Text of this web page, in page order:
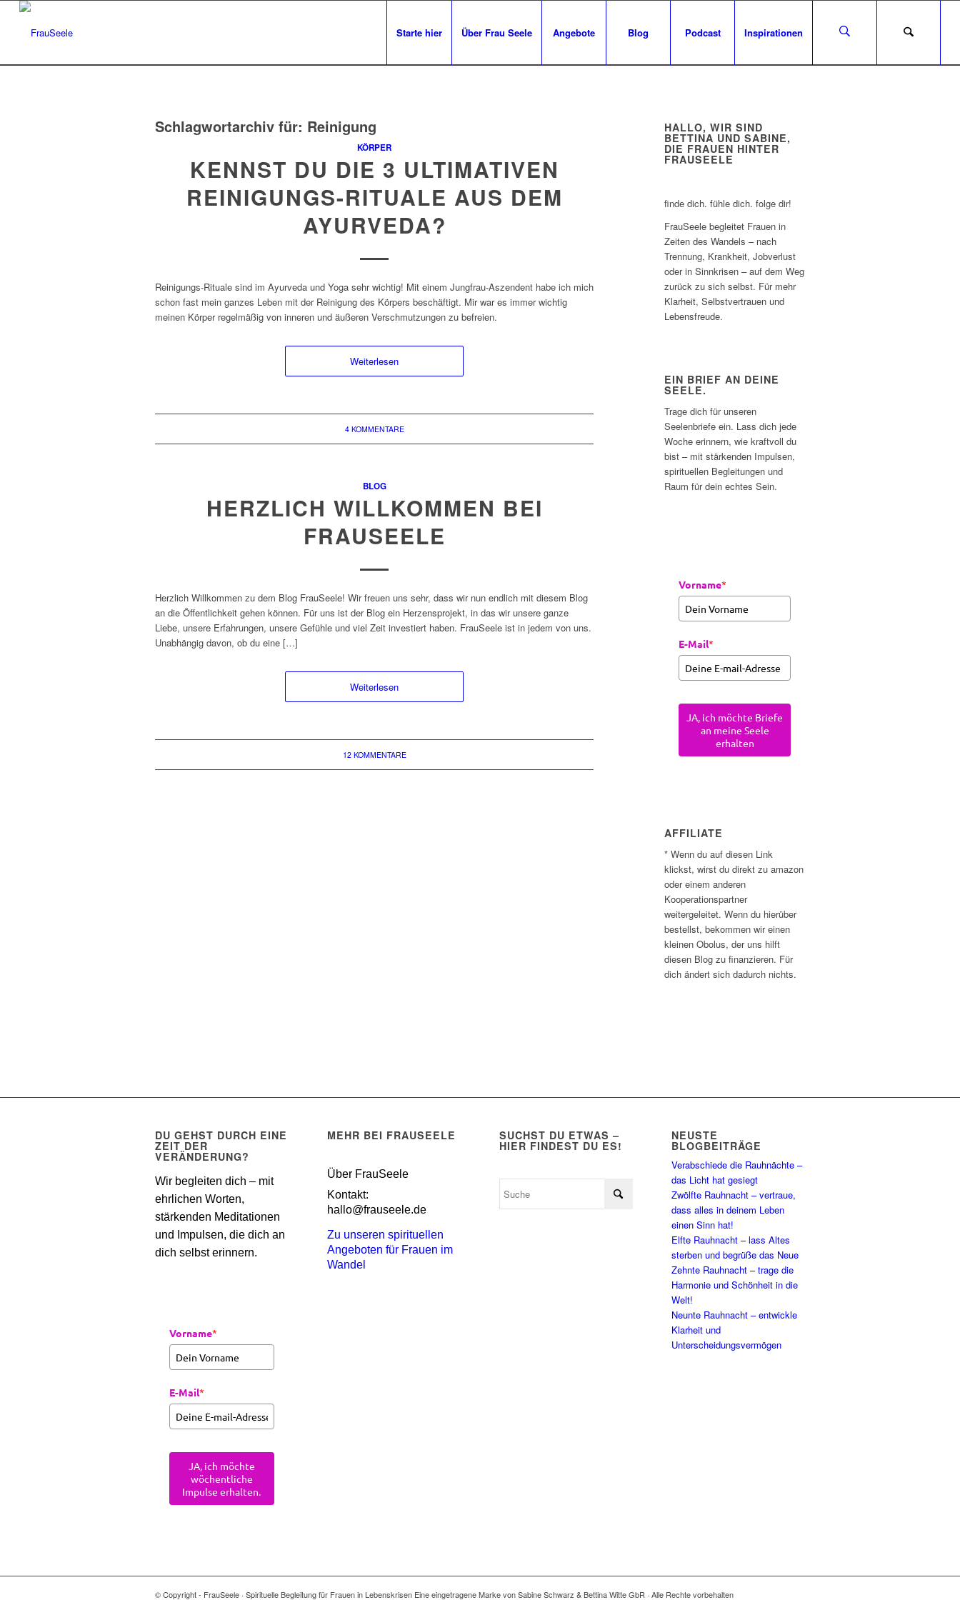
Starte hier Über Frau Seele Angebote Blog Podcast Inspirationen
Schlagwortarchiv für: Reinigung
KÖRPER
KENNST DU DIE 3 ULTIMATIVEN
REINIGUNGS-RITUALE AUS DEM
AYURVEDA?
Reinigungs-Rituale sind im Ayurveda und Yoga sehr wichtig! Mit einem Jungfrau-Aszendent habe ich mich
schon fast mein ganzes Leben mit der Reinigung des Körpers beschäftigt. Mir war es immer wichtig
meinen Körper regelmäßig von inneren und äußeren Verschmutzungen zu befreien.
Weiterlesen
4 KOMMENTARE
BLOG
HERZLICH WILLKOMMEN BEI
FRAUSEELE
Herzlich Willkommen zu dem Blog FrauSeele! Wir freuen uns sehr, dass wir nun endlich mit diesem Blog
an die Öffentlichkeit gehen können. Für uns ist der Blog ein Herzensprojekt, in das wir unsere ganze
Liebe, unsere Erfahrungen, unsere Gefühle und viel Zeit investiert haben. FrauSeele ist in jedem von uns.
Unabhängig davon, ob du eine […]
Weiterlesen
12 KOMMENTARE
HALLO, WIR SIND
BETTINA UND SABINE,
DIE FRAUEN HINTER
FRAUSEELE
finde dich. fühle dich. folge dir!
FrauSeele begleitet Frauen in
Zeiten des Wandels – nach
Trennung, Krankheit, Jobverlust
oder in Sinnkrisen – auf dem Weg
zurück zu sich selbst. Für mehr
Klarheit, Selbstvertrauen und
Lebensfreude.
EIN BRIEF AN DEINE
SEELE.
Trage dich für unseren
Seelenbriefe ein. Lass dich jede
Woche erinnern, wie kraftvoll du
bist – mit stärkenden Impulsen,
spirituellen Begleitungen und
Raum für dein echtes Sein.
Vorname*
E-Mail*
JA, ich möchte Briefe
an meine Seele
erhalten
AFFILIATE
* Wenn du auf diesen Link
klickst, wirst du direkt zu amazon
oder einem anderen
Kooperationspartner
weitergeleitet. Wenn du hierüber
bestellst, bekommen wir einen
kleinen Obolus, der uns hilft
diesen Blog zu finanzieren. Für
dich ändert sich dadurch nichts.
DU GEHST DURCH EINE
ZEIT DER
VERÄNDERUNG?
Wir begleiten dich – mit
ehrlichen Worten,
stärkenden Meditationen
und Impulsen, die dich an
dich selbst erinnern.
Vorname*
E-Mail*
JA, ich möchte
wöchentliche
Impulse erhalten.
MEHR BEI FRAUSEELE
Über FrauSeele
Kontakt:
hallo@frauseele.de
Zu unseren spirituellen
Angeboten für Frauen im
Wandel
SUCHST DU ETWAS –
HIER FINDEST DU ES!
NEUSTE
BLOGBEITRÄGE
Verabschiede die Rauhnächte –
das Licht hat gesiegt
Zwölfte Rauhnacht – vertraue,
dass alles in deinem Leben
einen Sinn hat!
Elfte Rauhnacht – lass Altes
sterben und begrüße das Neue
Zehnte Rauhnacht – trage die
Harmonie und Schönheit in die
Welt!
Neunte Rauhnacht – entwickle
Klarheit und
Unterscheidungsvermögen
© Copyright - FrauSeele · Spirituelle Begleitung für Frauen in Lebenskrisen Eine eingetragene Marke von Sabine Schwarz & Bettina Witte GbR · Alle Rechte vorbehalten